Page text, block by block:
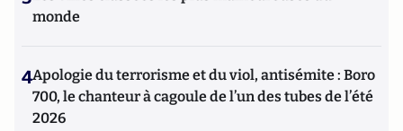
monde
4Apologie du terrorisme et du viol, antisémite : Boro
700, le chanteur à cagoule de l’un des tubes de l’été
2026